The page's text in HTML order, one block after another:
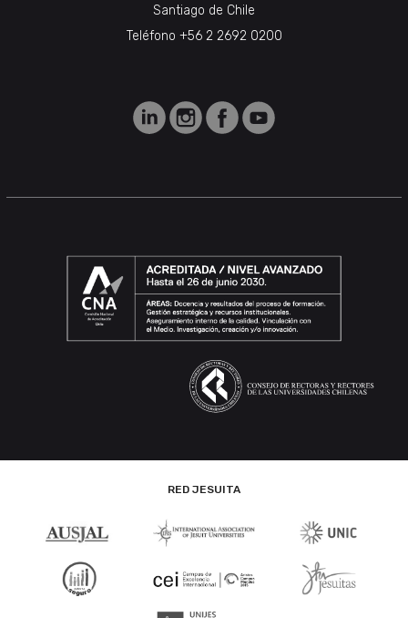
Santiago de Chile
Teléfono +56 2 2692 0200
RED JESUITA